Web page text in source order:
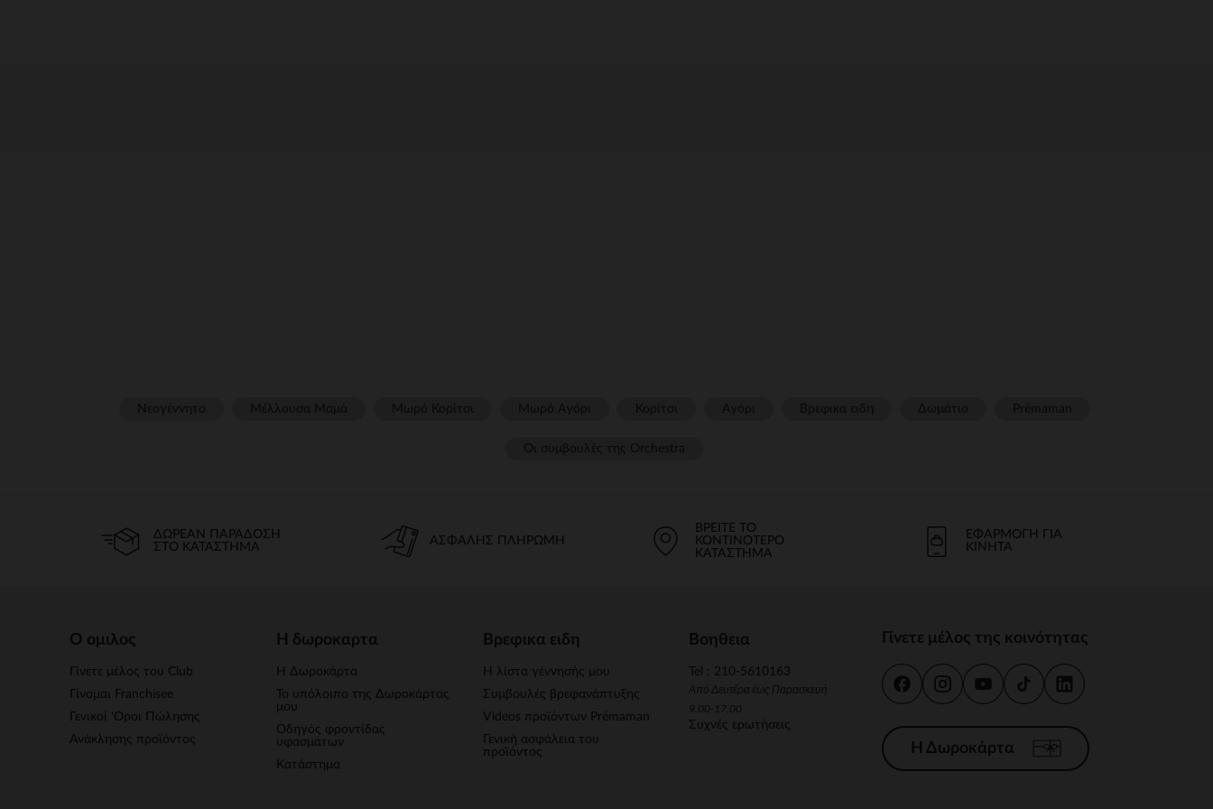
ΔΩΡΕΆΝ ΠΑΡΆΔΟΣΗ
ΣΤΟ ΚΑΤΆΣΤΗΜΑ
ΑΣΦΑΛΉΣ ΠΛΗΡΩΜΉ
ΒΡΕΊΤΕ ΤΟ
ΚΟΝΤΙΝΌΤΕΡΟ
ΚΑΤΆΣΤΗΜΑ
ΕΦΑΡΜΟΓΉ ΓΙΑ
ΚΙΝΗΤΆ
Ο ομιλος
Γίνετε μέλος του Club
Γίνομαι Franchisee
Γενικοί 'Οροι Πώλησης
Ανάκλησης προϊόντος
Η δωροκαρτα
Η Δωροκάρτα
Το υπόλοιπο της Δωροκάρτας
μου
Οδηγός φροντίδας
υφασμάτων
Κατάστημα
Βρεφικα ειδη
Η λίστα γέννησής μου
Συμβουλές βρεφανάπτυξης
Videos προϊόντων Prémaman
Γενική ασφάλεια του
προϊόντος
Βοηθεια
Tel : 210-5610163
Από Δευτέρα έως Παρασκευή
9.00-17.00
Συχνές ερωτήσεις
Γίνετε μέλος της κοινότητας
Η Δωροκάρτα